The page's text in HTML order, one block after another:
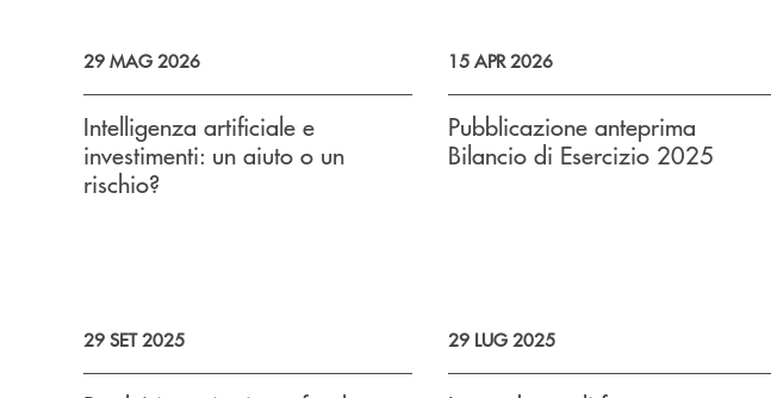
29 MAG 2026
Intelligenza artificiale e
investimenti: un aiuto o un
rischio?
15 APR 2026
Pubblicazione anteprima
Bilancio di Esercizio 2025
29 SET 2025 29 LUG 2025